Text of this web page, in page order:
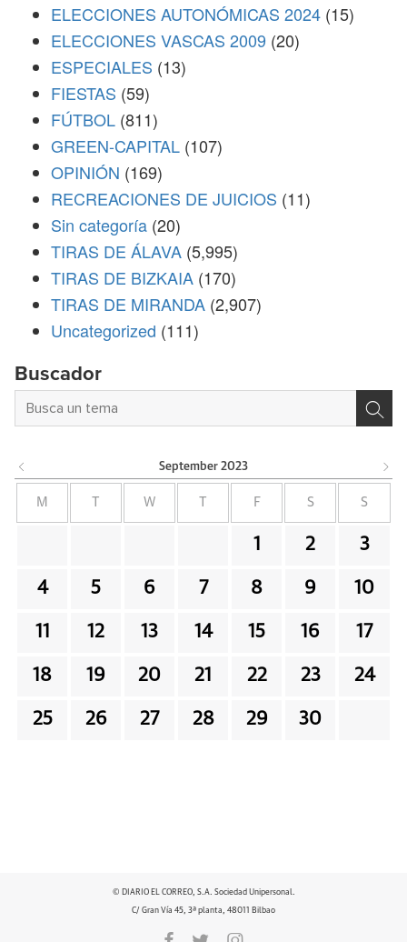
ELECCIONES AUTONÓMICAS 2024 (15)
ELECCIONES VASCAS 2009 (20)
ESPECIALES (13)
FIESTAS (59)
FÚTBOL (811)
GREEN-CAPITAL (107)
OPINIÓN (169)
RECREACIONES DE JUICIOS (11)
Sin categoría (20)
TIRAS DE ÁLAVA (5,995)
TIRAS DE BIZKAIA (170)
TIRAS DE MIRANDA (2,907)
Uncategorized (111)
Buscador
September 2023
M W F S S
1 2 3
4 5 6 7 8 9 10
11 12 13 14 15 16 17
18 19 20 21 22 23 24
25 26 27 28 29 30
© DIARIO EL CORREO, S.A. Sociedad Unipersonal.
C/ Gran Vía 45, 3ª planta, 48011 Bilbao